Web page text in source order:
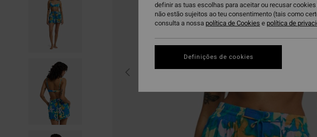
definir as tuas escolhas para aceitar ou recusar
não estão sujeitos ao teu consentimento (tais como
consulta a nossa política de Cookies e política de
Definições de cookies